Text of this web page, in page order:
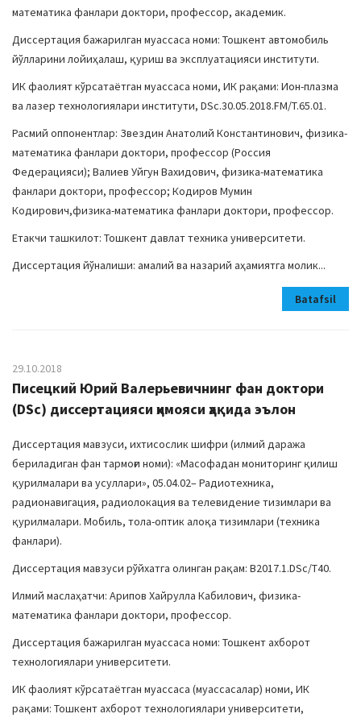
математика фанлари доктори, профессор, академик.
Диссертация бажарилган муассаса номи: Тошкент автомобиль
йўлларини лойиҳалаш, қуриш ва эксплуатацияси институти.
ИК фаолият кўрсатаётган муассаса номи, ИК рақами: Ион-плазма
ва лазер технологиялари институти, DSc.30.05.2018.FM/T.65.01.
Расмий оппонентлар: Звездин Анатолий Константинович, физика-
математика фанлари доктори, профессор (Россия
Федерацияси); Валиев Уйгун Вахидович, физика-математика
фанлари доктори, профессор; Кодиров Мумин
Кодирович,физика-математика фанлари доктори, профессор.
Етакчи ташкилот: Тошкент давлат техника университети.
Диссертация йўналиши: амалий ва назарий аҳамиятга молик...
Batafsil
29.10.2018
Писецкий Юрий Валерьевичнинг фан доктори
(DSc) диссертацияси ҳимояси ҳақида эълон
Диссертация мавзуси, ихтисослик шифри (илмий даража
бериладиган фан тармоғи номи): «Масофадан мониторинг қилиш
қурилмалари ва усуллари», 05.04.02– Радиотехника,
радионавигация, радиолокация ва телевидение тизимлари ва
қурилмалари. Мобиль, тола-оптик алоқа тизимлари (техника
фанлари).
Диссертация мавзуси рўйхатга олинган рақам: B2017.1.DSc/T40.
Илмий маслаҳатчи: Арипов Хайрулла Кабилович, физика-
математика фанлари доктори, профессор.
Диссертация бажарилган муассаса номи: Тошкент ахборот
технологиялари университети.
ИК фаолият кўрсатаётган муассаса (муассасалар) номи, ИК
рақами: Тошкент ахборот технологиялари университети,